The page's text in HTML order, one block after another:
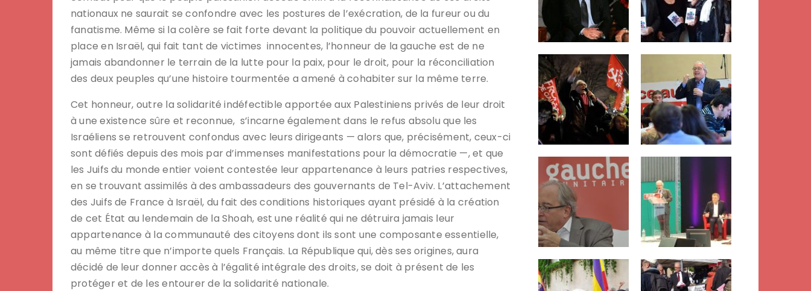
nationaux ne saurait se confondre avec les postures de l’exécration, de la fureur ou du
fanatisme. Même si la colère se fait forte devant la politique du pouvoir actuellement en
place en Israël, qui fait tant de victimes innocentes, l’honneur de la gauche est de ne
jamais abandonner le terrain de la lutte pour la paix, pour le droit, pour la réconciliation
des deux peuples qu’une histoire tourmentée a amené à cohabiter sur la même terre.
Cet honneur, outre la solidarité indéfectible apportée aux Palestiniens privés de leur droit
à une existence sûre et reconnue, s’incarne également dans le refus absolu que les
Israéliens se retrouvent confondus avec leurs dirigeants — alors que, précisément, ceux-ci
sont défiés depuis des mois par d’immenses manifestations pour la démocratie —, et que
les Juifs du monde entier voient contestée leur appartenance à leurs patries respectives,
en se trouvant assimilés à des ambassadeurs des gouvernants de Tel-Aviv. L’attachement
des Juifs de France à Israël, du fait des conditions historiques ayant présidé à la création
de cet État au lendemain de la Shoah, est une réalité qui ne détruira jamais leur
appartenance à la communauté des citoyens dont ils sont une composante essentielle,
au même titre que n’importe quels Français. La République qui, dès ses origines, aura
décidé de leur donner accès à l’égalité intégrale des droits, se doit à présent de les
protéger et de les entourer de la solidarité nationale.